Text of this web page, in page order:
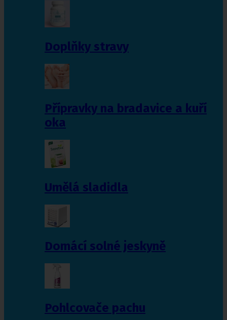
Doplňky stravy
Přípravky na bradavice a kuří
oka
Umělá sladidla
Domácí solné jeskyně
Pohlcovače pachu